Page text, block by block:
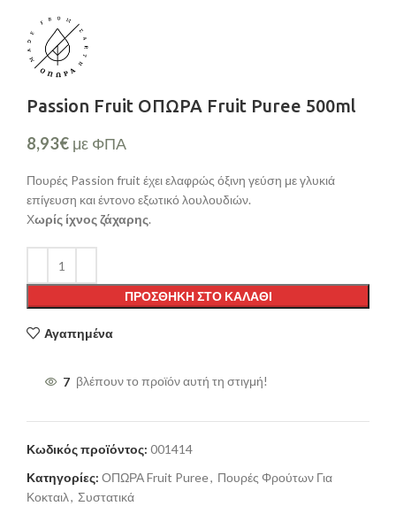
Passion Fruit ΟΠΩΡΑ Fruit Puree 500ml
8,93€ με ΦΠΑ
Πουρές Passion fruit έχει ελαφρώς όξινη γεύση με γλυκιά
επίγευση και έντονο εξωτικό λουλουδιών.
Χωρίς ίχνος ζάχαρης.
ΠΡΟΣΘΉΚΗ ΣΤΟ ΚΑΛΆΘΙ
Αγαπημένα
7 βλέπουν το προϊόν αυτή τη στιγμή!
Κωδικός προϊόντος: 001414
Κατηγορίες: ΟΠΩΡΑ Fruit Puree, Πουρές Φρούτων Για
Κοκταιλ, Συστατικά